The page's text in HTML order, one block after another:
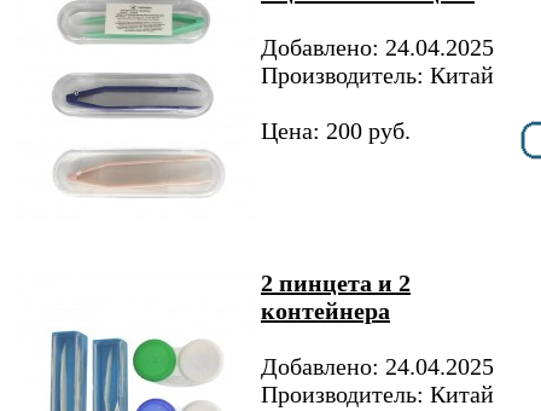
Добавлено: 24.04.2025
Производитель: Китай
Цена: 200 руб.
2 пинцета и 2
контейнера
Добавлено: 24.04.2025
Производитель: Китай